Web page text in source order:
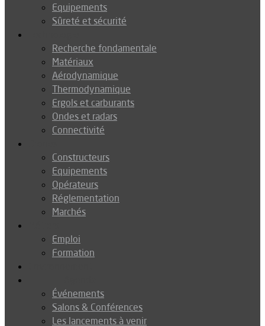
Equipements
Sûreté et sécurité
Recherche fondamentale
Matériaux
Aérodynamique
Thermodynamique
Ergols et carburants
Ondes et radars
Connectivité
Constructeurs
Equipements
Opérateurs
Réglementation
Marchés
Emploi
Formation
Événements
Salons & Conférences
Les lancements à venir